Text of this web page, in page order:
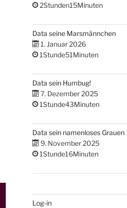
2Stunden15Minuten
Data seine Marsmännchen
1. Januar 2026
1Stunde51Minuten
Data sein Humbug!
7. Dezember 2025
1Stunde43Minuten
Data sein namenloses Grauen
9. November 2025
1Stunde16Minuten
Log-in